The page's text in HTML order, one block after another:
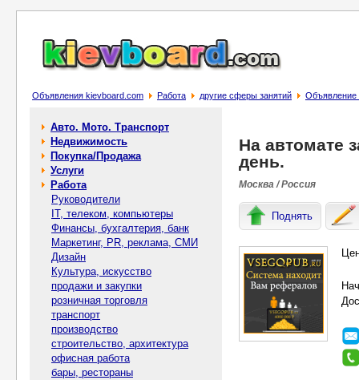
Объявления kievboard.com Работа другие сферы занятий Объявление
Авто. Мото. Транспорт
Недвижимость
Покупка/Продажа
Услуги
Работа
Руководители
IT, телеком, компьютеры
Финансы, бухгалтерия, банк
Маркетинг, PR, реклама, СМИ
Дизайн
Культура, искусство
продажи и закупки
розничная торговля
транспорт
производство
строительство, архитектура
офисная работа
бары, рестораны
На автомате
день.
Москва / Россия
Поднять